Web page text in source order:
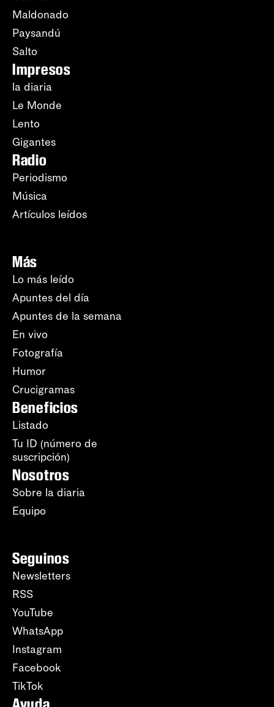
Maldonado
Paysandú
Salto
Impresos
la diaria
Le Monde
Lento
Gigantes
Radio
Periodismo
Música
Artículos leídos
Más
Lo más leído
Apuntes del día
Apuntes de la semana
En vivo
Fotografía
Humor
Crucigramas
Beneficios
Listado
Tu ID (número de
suscripción)
Nosotros
Sobre la diaria
Equipo
Seguinos
Newsletters
RSS
YouTube
WhatsApp
Instagram
Facebook
TikTok